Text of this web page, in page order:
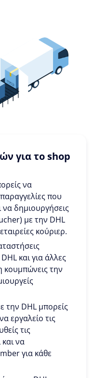
για το shop
να
που
δημιουργήσεις
με την DHL
κούριερ.
και για άλλες
την
την DHL μπορείς
εργαλείο τις
τις
να
για κάθε